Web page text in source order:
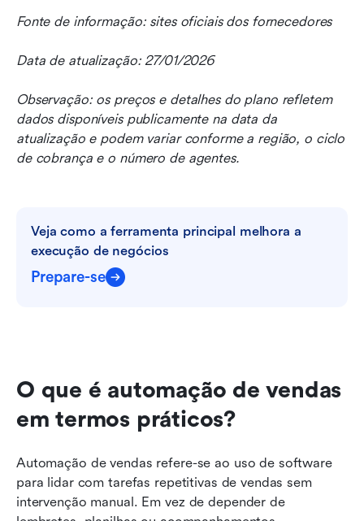
Fonte de informação: sites oficiais dos fornecedores
Data de atualização: 27/01/2026
Observação: os preços e detalhes do plano refletem
dados disponíveis publicamente na data da
atualização e podem variar conforme a região, o ciclo
de cobrança e o número de agentes.
Veja como a ferramenta principal melhora a
execução de negócios
Prepare-se
O que é automação de vendas
em termos práticos?
Automação de vendas refere-se ao uso de software
para lidar com tarefas repetitivas de vendas sem
intervenção manual. Em vez de depender de